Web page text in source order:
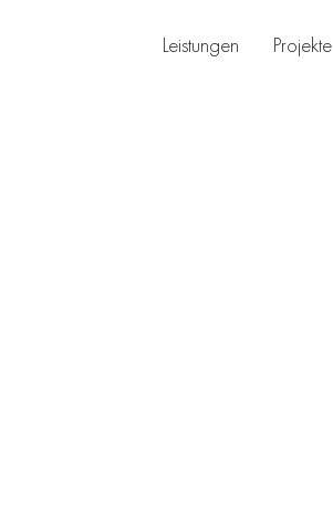
Leistungen Projekte